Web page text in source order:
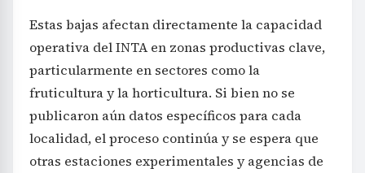
Estas bajas afectan directamente la capacidad
operativa del INTA en zonas productivas clave,
particularmente en sectores como la
fruticultura y la horticultura. Si bien no se
publicaron aún datos específicos para cada
localidad, el proceso continúa y se espera que
otras estaciones experimentales y agencias de